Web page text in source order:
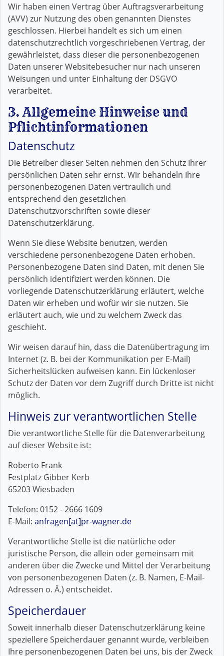
Wir haben einen Vertrag über Auftragsverarbeitung
(AVV) zur Nutzung des oben genannten Dienstes
geschlossen. Hierbei handelt es sich um einen
datenschutzrechtlich vorgeschriebenen Vertrag, der
gewährleistet, dass dieser die personenbezogenen
Daten unserer Websitebesucher nur nach unseren
Weisungen und unter Einhaltung der DSGVO
verarbeitet.
3. Allgemeine Hinweise und
Pflicht­informationen
Datenschutz
Die Betreiber dieser Seiten nehmen den Schutz Ihrer
persönlichen Daten sehr ernst. Wir behandeln Ihre
personenbezogenen Daten vertraulich und
entsprechend den gesetzlichen
Datenschutzvorschriften sowie dieser
Datenschutzerklärung.
Wenn Sie diese Website benutzen, werden
verschiedene personenbezogene Daten erhoben.
Personenbezogene Daten sind Daten, mit denen Sie
persönlich identifiziert werden können. Die
vorliegende Datenschutzerklärung erläutert, welche
Daten wir erheben und wofür wir sie nutzen. Sie
erläutert auch, wie und zu welchem Zweck das
geschieht.
Wir weisen darauf hin, dass die Datenübertragung im
Internet (z. B. bei der Kommunikation per E-Mail)
Sicherheitslücken aufweisen kann. Ein lückenloser
Schutz der Daten vor dem Zugriff durch Dritte ist nicht
möglich.
Hinweis zur verantwortlichen Stelle
Die verantwortliche Stelle für die Datenverarbeitung
auf dieser Website ist:
Roberto Frank
Festplatz Gibber Kerb
65203 Wiesbaden
Telefon: 0152 - 2666 1609
E-Mail:anfragen[at]pr-wagner.de
Verantwortliche Stelle ist die natürliche oder
juristische Person, die allein oder gemeinsam mit
anderen über die Zwecke und Mittel der Verarbeitung
von personenbezogenen Daten (z. B. Namen, E-Mail-
Adressen o. Ä.) entscheidet.
Speicherdauer
Soweit innerhalb dieser Datenschutzerklärung keine
speziellere Speicherdauer genannt wurde, verbleiben
Ihre personenbezogenen Daten bei uns, bis der Zweck